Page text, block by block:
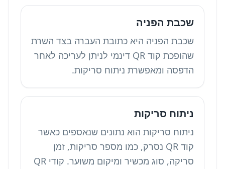
שכבת הפניה
שכבת הפניה היא כתובת העברה בצד השרת
שהופכת קוד QR דינמי לניתן לעריכה לאחר
הדפסה ומאפשרת ניתוח סריקות.
ניתוח סריקות
ניתוח סריקות הוא נתונים שנאספים כאשר
קוד QR נסרק, כמו מספר סריקות, זמן
סריקה, סוג מכשיר ומיקום משוער. קודי QR